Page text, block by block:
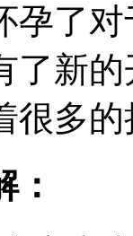
孕了
了新
很多